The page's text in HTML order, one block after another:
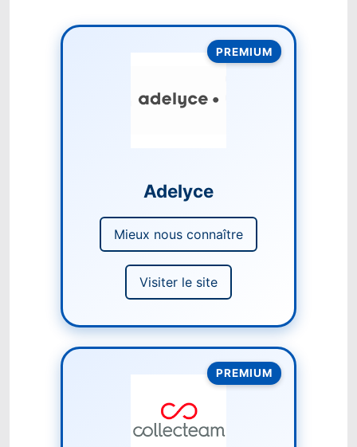
PREMIUM
Adelyce
Mieux nous connaître
Visiter le site
PREMIUM